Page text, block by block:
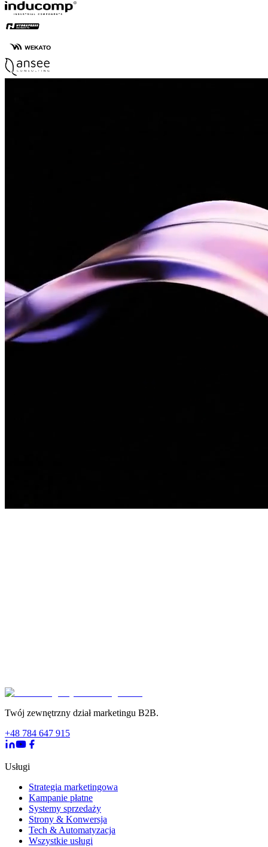
Twój zewnętrzny dział marketingu B2B.
+48 784 647 915
Usługi
Strategia marketingowa
Kampanie płatne
Systemy sprzedaży
Strony & Konwersja
Tech & Automatyzacja
Wszystkie usługi